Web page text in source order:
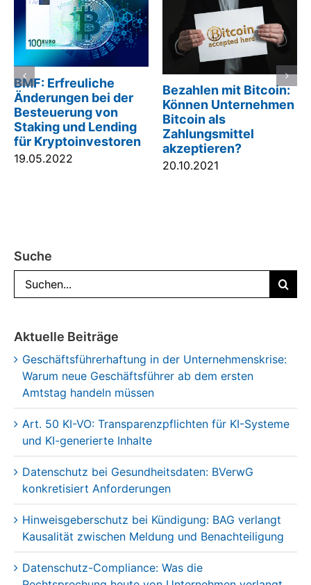
One-Stop-Shop
(OSS):
Erleichterungen für
Online-Händler durch
Änderungen der EU-
Mehrwertsteuervorschriften
Einführung der
steuerlichen
Meldepflicht durch
Plattformbetreiber im
Internet –
Handlungsbedarf für
Anbieter?
Suche
Suche
Aktuelle Beiträge
Geschäftsführerhaftung in der Unternehmenskrise:
Warum neue Geschäftsführer ab dem ersten
Art. 50 KI-VO: Transparenzpflichten für KI-Systeme
Datenschutz bei Gesundheitsdaten: BVerwG
Hinweisgeberschutz bei Kündigung: BAG verlangt